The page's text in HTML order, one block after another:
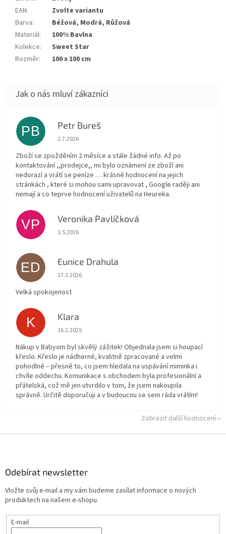
EAN:
Zvolte variantu
Barva:
Béžová, Modrá, Růžová
Materiál:
100% Bavlna
Kolekce:
Sweet Star
Rozměr: 100 x 100 cm
PB Petr Bureš
Hodnocení obchodu je 1 z 5 hvězdiček.
2.7.2026
Zboží se zpožděním 2 měsíce a stále žádné info. Až po
kontaktování ,,prodejce,, mi bylo oznámení ze zboží ani
nedorazí a vrátí se peníze … krásné hodnocení na jejich
stránkách , které si mohou sami upravovat , Google raději ani
nemají a co teprve hodnocení uživatelů na Heureka.
VP Veronika Pavlíčková
Hodnocení obchodu je 5 z 5 hvězdiček.
1.5.2026
ED Eunice Drahula
Hodnocení obchodu je 5 z 5 hvězdiček.
17.3.2026
Velká spokojenost
K Klara
Hodnocení obchodu je 5 z 5 hvězdiček.
16.2.2025
Nákup v Babyom byl skvělý zážitek! Objednala jsem si houpací
křeslo. Křeslo je nádherné, kvalitně zpracované a velmi
pohodlné – přesně to, co jsem hledala na uspávání miminka i
chvíle oddechu. Komunikace s obchodem byla profesionální a
přátelská, což mě jen utvrdilo v tom, že jsem nakoupila
správně. Určitě doporučuji a v budoucnu se sem ráda vrátím!
Zobrazit další hodnocení
Odebírat newsletter
Vložte svůj e-mail a my vám budeme zasílat informace o nových
produktech na našem e-shopu.
E-mail